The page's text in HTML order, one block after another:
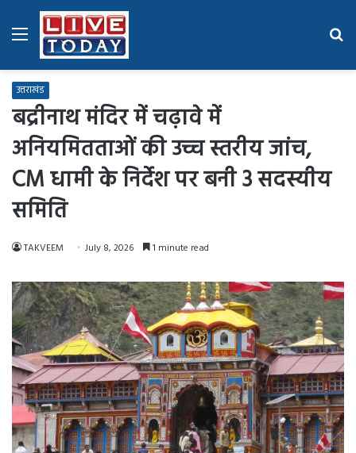
Menu
उत्तराखंड
बद्रीनाथ मंदिर में चढ़ावे में
अनियमितताओं की उच्च स्तरीय जांच,
CM धामी के निर्देश पर बनी 3 सदस्यीय
समिति
TAKVEEM July 8, 2026 1 minute read